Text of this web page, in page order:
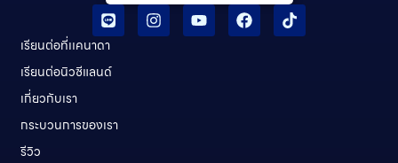
เรียนต่อที่เเคนาดา
เรียนต่อนิวซีแลนด์​
เกี่ยวกับเรา
กระบวนการของเรา
รีวิว